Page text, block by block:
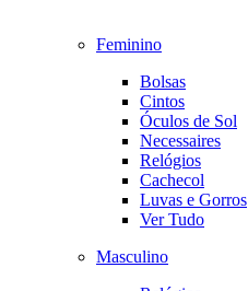
Feminino
Bolsas
Cintos
Óculos de Sol
Necessaires
Relógios
Cachecol
Luvas e Gorros
Ver Tudo
Masculino